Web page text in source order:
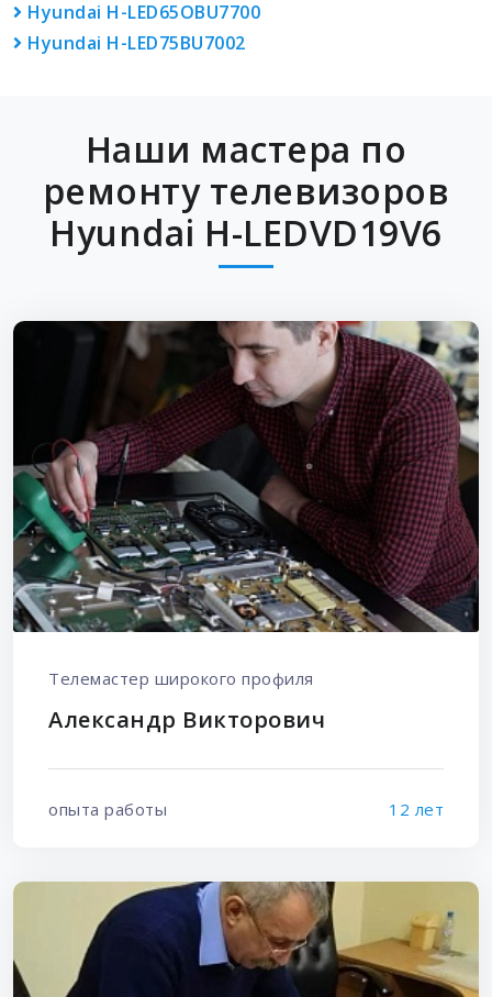
Hyundai H-LED65OBU7700
Hyundai H-LED75BU7002
Наши мастера по
ремонту телевизоров
Hyundai H-LEDVD19V6
Телемастер широкого профиля
Александр Викторович
опыта работы 12 лет